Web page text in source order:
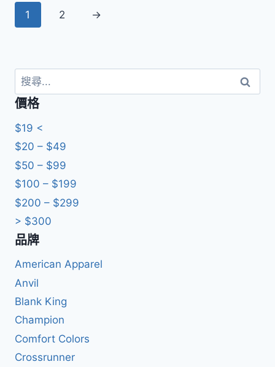
1 2 →
搜
尋
關
鍵
字:
價格
$19 <
$20 – $49
$50 – $99
$100 – $199
$200 – $299
> $300
品牌
American Apparel
Anvil
Blank King
Champion
Comfort Colors
Crossrunner